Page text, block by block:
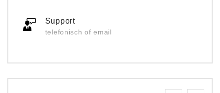
Support
telefonisch of email